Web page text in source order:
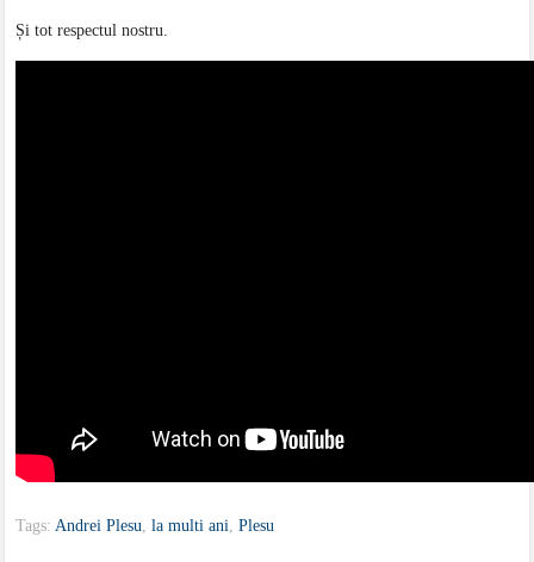
Și tot respectul nostru.
Tags: Andrei Plesu ,la multi ani ,Plesu